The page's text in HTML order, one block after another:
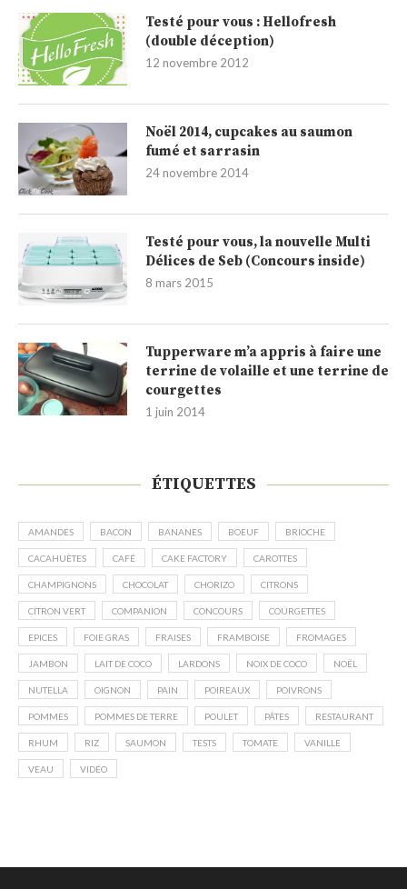
Testé pour vous : Hellofresh
(double déception)
12 novembre 2012
Noël 2014, cupcakes au saumon
fumé et sarrasin
24 novembre 2014
Testé pour vous, la nouvelle Multi
Délices de Seb (Concours inside)
8 mars 2015
Tupperware m’a appris à faire une
terrine de volaille et une terrine de
courgettes
1 juin 2014
ÉTIQUETTES
AMANDES BACON BANANES BOEUF BRIOCHE
CACAHUÈTES CAFÉ CAKE FACTORY CAROTTES
CHAMPIGNONS CHOCOLAT CHORIZO CITRONS
CITRON VERT COMPANION CONCOURS COURGETTES
EPICES FOIE GRAS FRAISES FRAMBOISE FROMAGES
JAMBON LAIT DE COCO LARDONS NOIX DE COCO NOËL
NUTELLA OIGNON PAIN POIREAUX POIVRONS
POMMES POMMES DE TERRE POULET PÂTES RESTAURANT
RHUM RIZ SAUMON TESTS TOMATE VANILLE
VEAU VIDÉO